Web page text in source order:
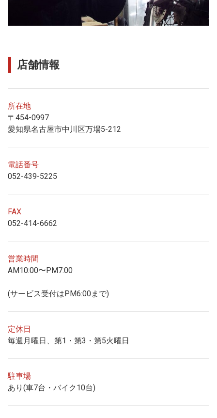
店舗情報
所在地
〒454-0997
愛知県名古屋市中川区万場5-212
電話番号
052-439-5225
FAX
052-414-6662
営業時間
AM10:00〜PM7:00
(サービス受付はPM6:00まで)
定休日
毎週月曜日、第1・第3・第5火曜日
駐車場
あり(車7台・バイク10台)